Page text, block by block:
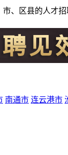
市、区县的人才
南通市 连云港市